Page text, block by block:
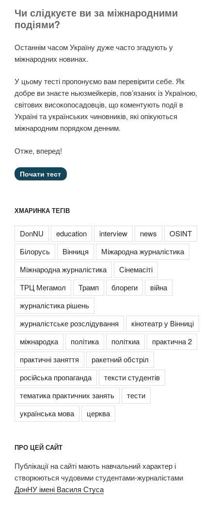
Чи слідкуєте ви за міжнародними
подіями?
Останнім часом Україну дуже часто згадують у
міжнародних новинах.
У цьому тесті пропонуємо вам перевірити себе. Як
добре ви знаєте ньюзмейкерів, пов’язаних із Україною,
світових високопосадовців, що коментують події в
Україні та українських чиновників, які опікуються
міжнародним порядком денним.
Отже, вперед!
ХМАРИНКА ТЕГІВ
DonNU education interview news
OSINT
Білорусь
Вінниця
Міжародна журналістика
Міжнародна журналістика
Сінемасіті
ТРЦ Мегамол
Трамп блореги
війна
журналістика рішень
журналістське розслідування
кінотеатр у Вінниці
міжнародка
політика політкиа
практична 2
практичні заняття
ракетний обстріл
російська пропаганда
тексти студентів
тематика практичних занять
тести
українська мова
церква
ПРО ЦЕЙ САЙТ
Публікації на сайті мають навчальний характер і
створюються чудовими студентами-журналістами
ДонНУ імені Василя Стуса